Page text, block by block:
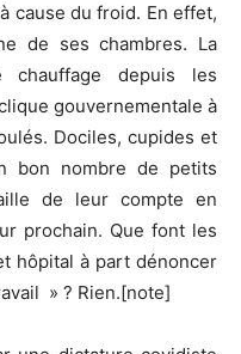
cause du froid. En effet,
de ses chambres. La
chauffage depuis les
gouvernementale à
Dociles, cupides et
bon nombre de petits
de leur compte en
prochain. Que font les
hôpital à part dénoncer
» ? Rien.[note]